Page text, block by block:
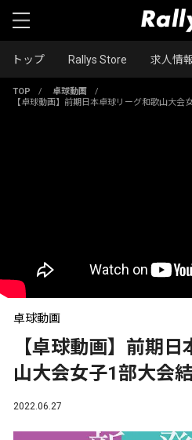
トップ Rallys Store 求人情
TOP / 卓球動画
/
【卓球動画】前期日本卓球リーグ和歌山大会
卓球動画
【卓球動画】前期
山大会女子1部大会
2022.06.27